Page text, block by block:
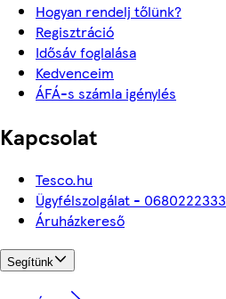
Hogyan rendelj tőlünk?
Regisztráció
Idősáv foglalása
Kedvenceim
ÁFÁ-s számla igénylés
Kapcsolat
Tesco.hu
Ügyfélszolgálat - 0680222333
Áruházkereső
Segítünk